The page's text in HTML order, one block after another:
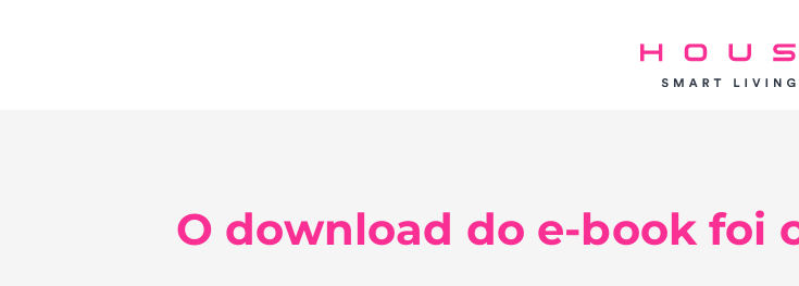
O download do e-book foi